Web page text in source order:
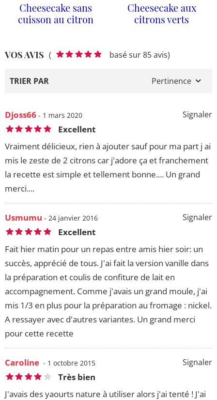
Cheesecake sans
cuisson au citron
Cheesecake aux
citrons verts
VOS AVIS ( basé sur 85 avis)
TRIER PAR Pertinence
Signaler
Djoss66 - 1 mars 2020
Excellent
Vraiment délicieux, rien à ajouter sauf pour ma part j ai
mis le zeste de 2 citrons car j'adore ça et franchement
la recette est simple et tellement bonne.... Un grand
merci....
Signaler
Usmumu - 24 janvier 2016
Excellent
Fait hier matin pour un repas entre amis hier soir: un
succès, apprécié de tous. J'ai fait la version vanille dans
la préparation et coulis de confiture de lait en
accompagnement. Comme j'avais un grand moule, j'ai
mis 1/3 en plus pour la préparation au fromage : nickel.
A ressayer avec d'autres variantes. Un grand merci
pour cette recette
Signaler
Caroline - 1 octobre 2015
Très bien
J'avais des yaourts nature à utiliser alors j'ai tenté ! J'ai